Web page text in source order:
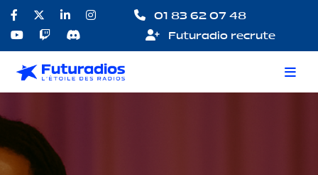
01 83 62 07 48
Futuradio recrute